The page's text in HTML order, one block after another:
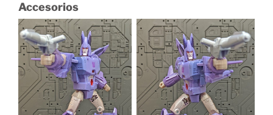
Accesorios